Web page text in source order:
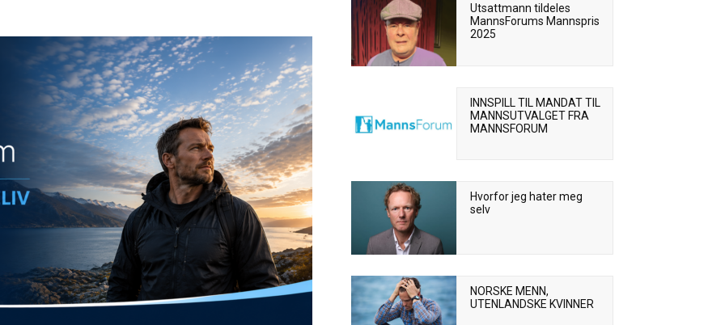
Utsattmann tildeles
MannsForums Mannspris
2025
INNSPILL TIL MANDAT TIL
MANNSUTVALGET FRA
MANNSFORUM
Hvorfor jeg hater meg
selv
NORSKE MENN,
UTENLANDSKE KVINNER